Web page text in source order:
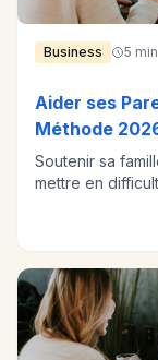
Business 5 min
Aider ses
Méthode
Soutenir sa
mettre en